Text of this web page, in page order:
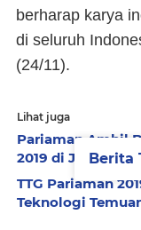
berharap karya
di seluruh
(24/11).
Lihat juga
Pariaman Ambil
2019 di JCC
TTG Pariaman
Teknologi
Berita